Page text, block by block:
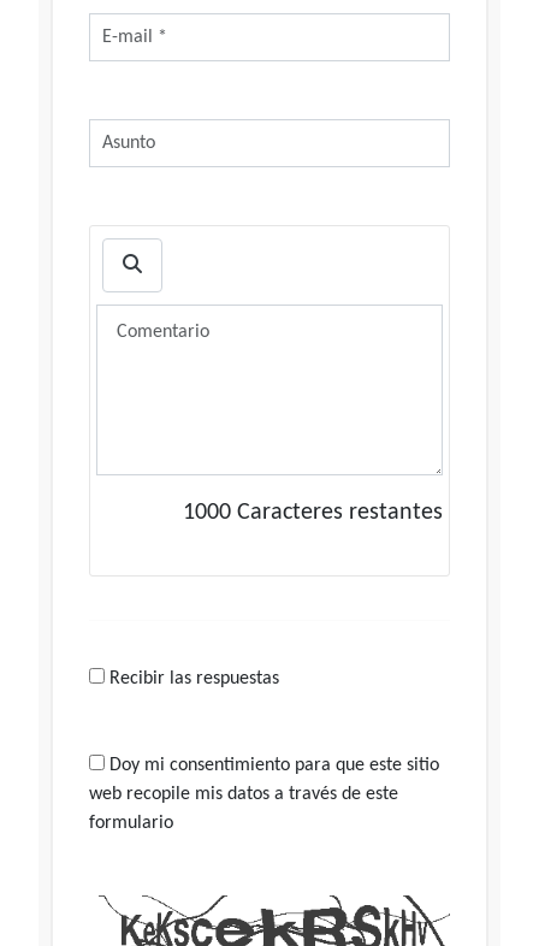
1000 Caracteres restantes
Recibir las respuestas
Doy mi consentimiento para que este sitio
web recopile mis datos a través de este
formulario